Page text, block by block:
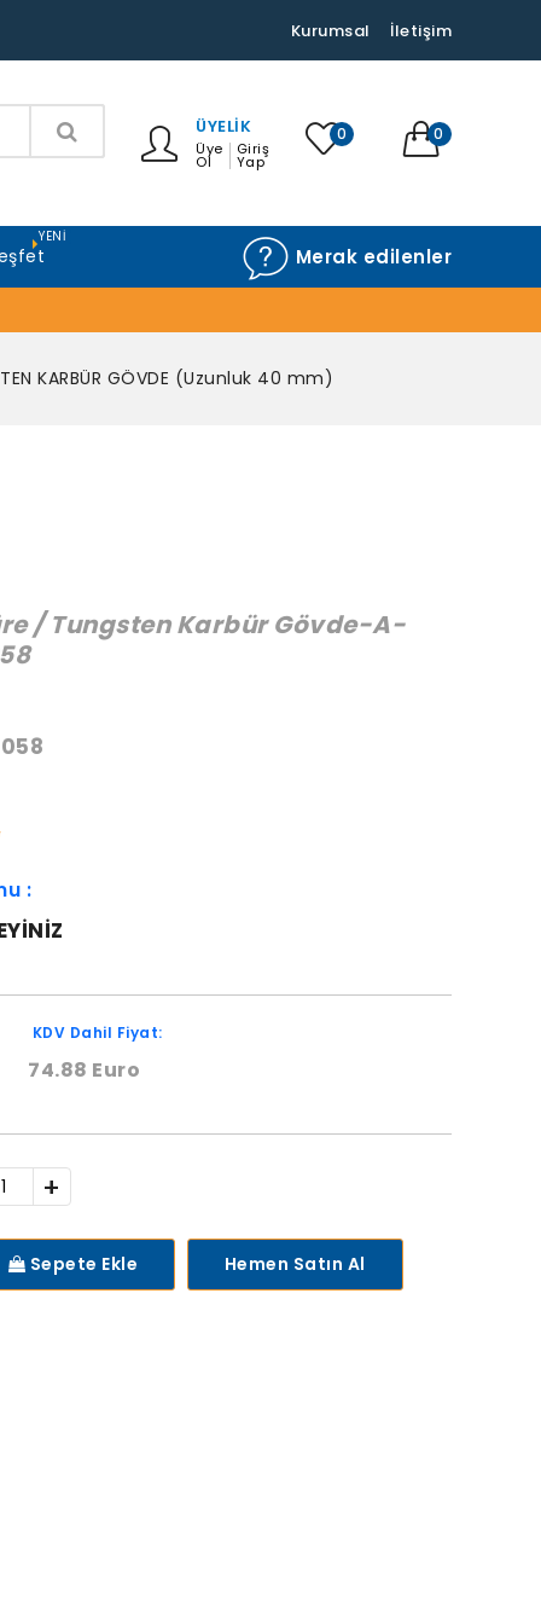
Kurumsal İletişim
ÜYELIK
Üye
Ol
Giriş
Yap
0 0
YENI
Merak edilenler
KARBÜR GÖVDE (Uzunluk 40 mm)
/ Tungsten Karbür Gövde-A-
:
KDV Dahil Fiyat:
74.88 Euro
+
Sepete Ekle Hemen Satın Al